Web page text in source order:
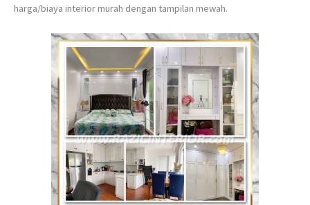
f -
harga/biaya interior murah dengan tampilan mewah.